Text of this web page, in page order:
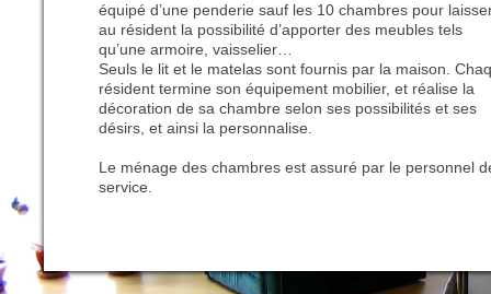
équipé d’une penderie sauf les 10 chambres pour
au résident la possibilité d’apporter des meubles tels
qu’une armoire, vaisselier…
Seuls le lit et le matelas sont fournis par la maison.
résident termine son équipement mobilier, et réalise la
décoration de sa chambre selon ses possibilités et ses
désirs, et ainsi la personnalise.
Le ménage des chambres est assuré par le personnel
service.